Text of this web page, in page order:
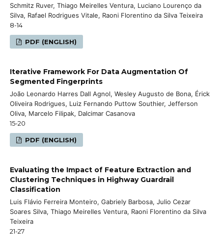
Schmitz Ruver, Thiago Meirelles Ventura, Luciano Lourenço da
Silva, Rafael Rodrigues Vitale, Raoni Florentino da Silva Teixeira
8-14
PDF (ENGLISH)
Iterative Framework For Data Augmentation Of
Segmented Fingerprints
João Leonardo Harres Dall Agnol, Wesley Augusto de Bona, Érick
Oliveira Rodrigues, Luiz Fernando Puttow Southier, Jefferson
Oliva, Marcelo Filipak, Dalcimar Casanova
15-20
PDF (ENGLISH)
Evaluating the Impact of Feature Extraction and
Clustering Techniques in Highway Guardrail
Classification
Luis Flávio Ferreira Monteiro, Gabriely Barbosa, Julio Cezar
Soares Silva, Thiago Meirelles Ventura, Raoni Florentino da Silva
Teixeira
21-27